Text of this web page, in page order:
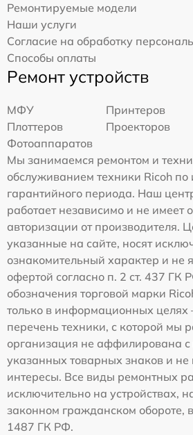
Ремонтируемые модели
Наши услуги
Согласие на обработку
Способы оплаты
Ремонт устройств
МФУ
Принтеров
Плоттеров
Проекторов
Фотоаппаратов
Мы занимаемся ремонтом и
обслуживанием техники Ricoh по
гарантийного периода. Наш
работает независимо и не имеет
авторизации от производителя.
указанные на сайте, носят
ознакомительный характер и не
офертой согласно п. 2 ст. 437 ГК
обозначения торговой марки
только в информационных целях
перечень техники, с которой мы
организация не аффилирована
указанных товарных знаков и не
интересы. Все виды ремонтных
исключительно на устройствах,
законном гражданском обороте, в
1487 ГК РФ.